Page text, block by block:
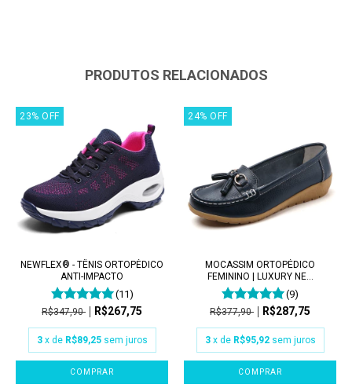
PRODUTOS RELACIONADOS
23% OFF
NEWFLEX® - TÊNIS ORTOPÉDICO
ANTI-IMPACTO
(11)
R$347,90 R$267,75
3 x de R$89,25 sem juros
COMPRAR
24% OFF
MOCASSIM ORTOPÉDICO
FEMININO | LUXURY NE...
(9)
R$377,90 R$287,75
3 x de R$95,92 sem juros
COMPRAR